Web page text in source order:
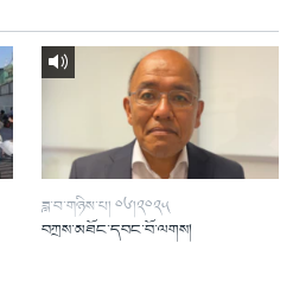
ཟླ་བ་གཉིས་པ། ༠༦།༢༠༢༥
བཀྲས་མཐོང་དབང་བོ་ལགས།